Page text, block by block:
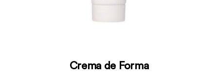
Crema de Forma